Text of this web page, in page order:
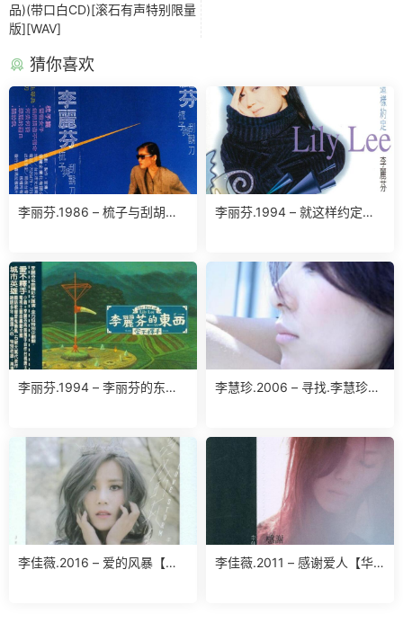
品)(带口白CD)[滚石有声特别限量
版][WAV]
猜你喜欢
李丽芬.1986 – 梳子与刮胡刀
E】
李丽芬.1994 – 就这样约定
李丽芬.1994 – 李丽芬的东西.
李慧珍.2006 – 寻找.李慧珍
李佳薇.2016 – 爱的风暴【华
李佳薇.2011 – 感谢爱人【华